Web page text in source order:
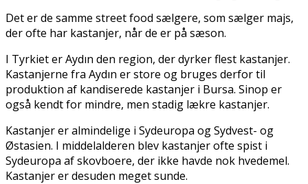
Det er de samme street food sælgere, som sælger majs,
der ofte har kastanjer, når de er på sæson.
I Tyrkiet er Aydın den region, der dyrker flest kastanjer.
Kastanjerne fra Aydın er store og bruges derfor til
produktion af kandiserede kastanjer i Bursa. Sinop er
også kendt for mindre, men stadig lækre kastanjer.
Kastanjer er almindelige i Sydeuropa og Sydvest- og
Østasien. I middelalderen blev kastanjer ofte spist i
Sydeuropa af skovboere, der ikke havde nok hvedemel.
Kastanjer er desuden meget sunde.